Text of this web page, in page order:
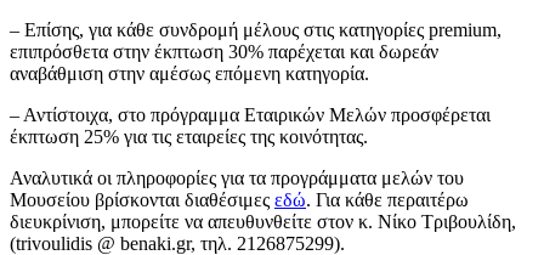
– Επίσης, για κάθε συνδρομή μέλους στις κατηγορίες premium,
επιπρόσθετα στην έκπτωση 30% παρέχεται και δωρεάν
αναβάθμιση στην αμέσως επόμενη κατηγορία.
– Αντίστοιχα, στο πρόγραμμα Εταιρικών Μελών προσφέρεται
έκπτωση 25% για τις εταιρείες της κοινότητας.
Αναλυτικά οι πληροφορίες για τα προγράμματα μελών του
Μουσείου βρίσκονται διαθέσιμες εδώ. Για κάθε περαιτέρω
διευκρίνιση, μπορείτε να απευθυνθείτε στον κ. Νίκο Τριβουλίδη,
(trivoulidis @ benaki.gr, τηλ. 2126875299).